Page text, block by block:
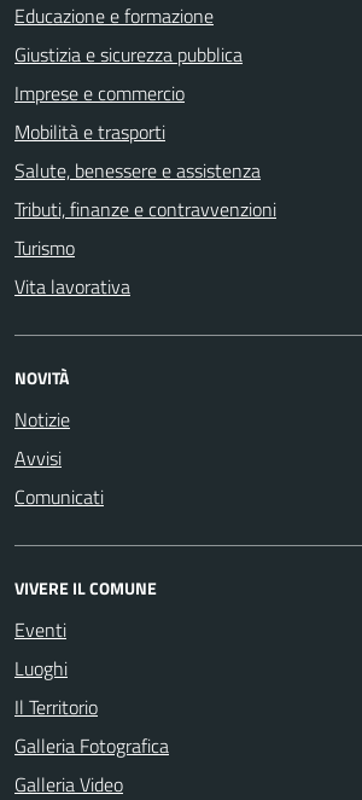
Educazione e formazione
Giustizia e sicurezza pubblica
Imprese e commercio
Mobilità e trasporti
Salute, benessere e assistenza
Tributi, finanze e contravvenzioni
Turismo
Vita lavorativa
NOVITÀ
Notizie
Avvisi
Comunicati
VIVERE IL COMUNE
Eventi
Luoghi
Il Territorio
Galleria Fotografica
Galleria Video